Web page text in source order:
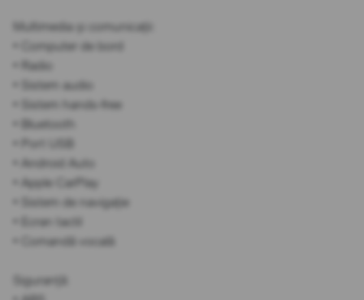
Multimedia și comunicații:
• Computer de bord
• Radio
• Sistem audio
• Sistem hands-free
• Bluetooth
• Port USB
• Android Auto
• Apple CarPlay
• Sistem de navigație
• Ecran tactil
• Comandă vocală
Siguranță: